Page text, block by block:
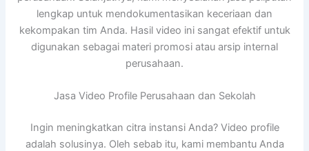
lengkap untuk mendokumentasikan keceriaan dan
kekompakan tim Anda. Hasil video ini sangat efektif untuk
digunakan sebagai materi promosi atau arsip internal
perusahaan.
Jasa Video Profile Perusahaan dan Sekolah
Ingin meningkatkan citra instansi Anda? Video profile
adalah solusinya. Oleh sebab itu, kami membantu Anda